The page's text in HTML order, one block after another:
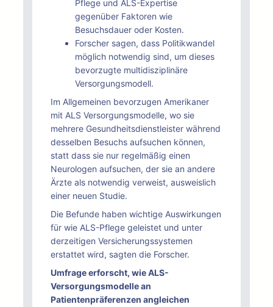
Pflege und ALS-Expertise
gegenüber Faktoren wie
Besuchsdauer oder Kosten.
Forscher sagen, dass Politikwandel
möglich notwendig sind, um dieses
bevorzugte multidisziplinäre
Versorgungsmodell.
Im Allgemeinen bevorzugen Amerikaner
mit ALS Versorgungsmodelle, wo sie
mehrere Gesundheitsdienstleister während
desselben Besuchs aufsuchen können,
statt dass sie nur regelmäßig einen
Neurologen aufsuchen, der sie an andere
Ärzte als notwendig verweist, ausweislich
einer neuen Studie.
Die Befunde haben wichtige Auswirkungen
für wie ALS-Pflege geleistet und unter
derzeitigen Versicherungssystemen
erstattet wird, sagten die Forscher.
Umfrage erforscht, wie ALS-
Versorgungsmodelle an
Patientenpräferenzen angleichen